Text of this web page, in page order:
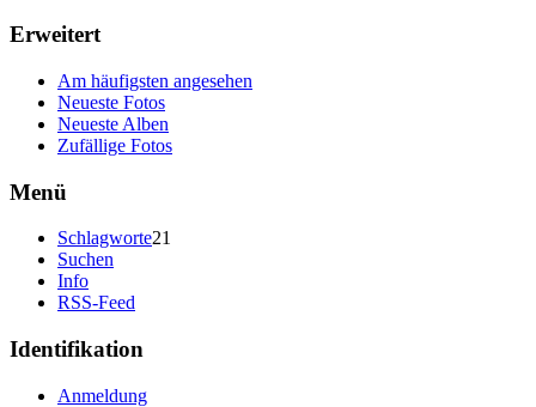
Erweitert
Am häufigsten angesehen
Neueste Fotos
Neueste Alben
Zufällige Fotos
Menü
Schlagworte21
Suchen
Info
RSS-Feed
Identifikation
Anmeldung